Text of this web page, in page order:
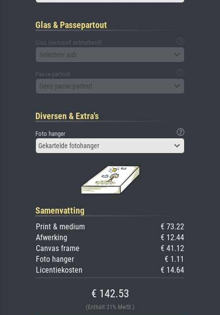
Glas & Passepartout
Glas (inclusief achterbord)
Selecteer aub
Passe-partout
Geen passe-partout
Diversen & Extra's
Foto hanger
Gekartelde fotohanger
Samenvatting
Print & medium
€ 73.22
Afwerking
€ 12.44
Canvas frame
€ 41.12
Foto hanger
€ 1.11
Licentiekosten
€ 14.64
€ 142.53
(Enthält 21% MwSt.)